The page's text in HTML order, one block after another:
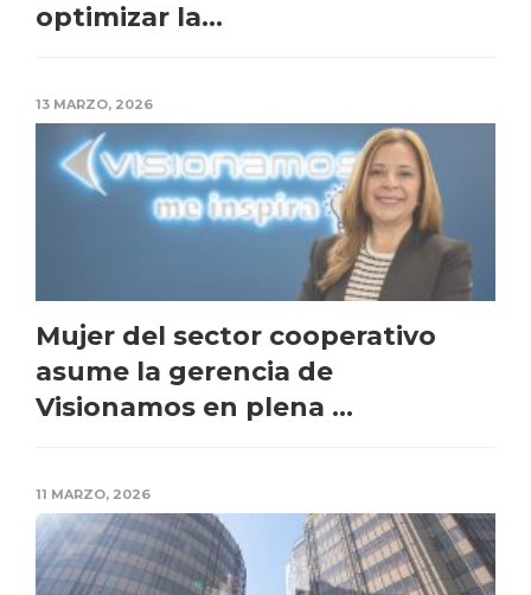
optimizar la...
13 MARZO, 2026
Mujer del sector cooperativo
asume la gerencia de
Visionamos en plena ...
11 MARZO, 2026